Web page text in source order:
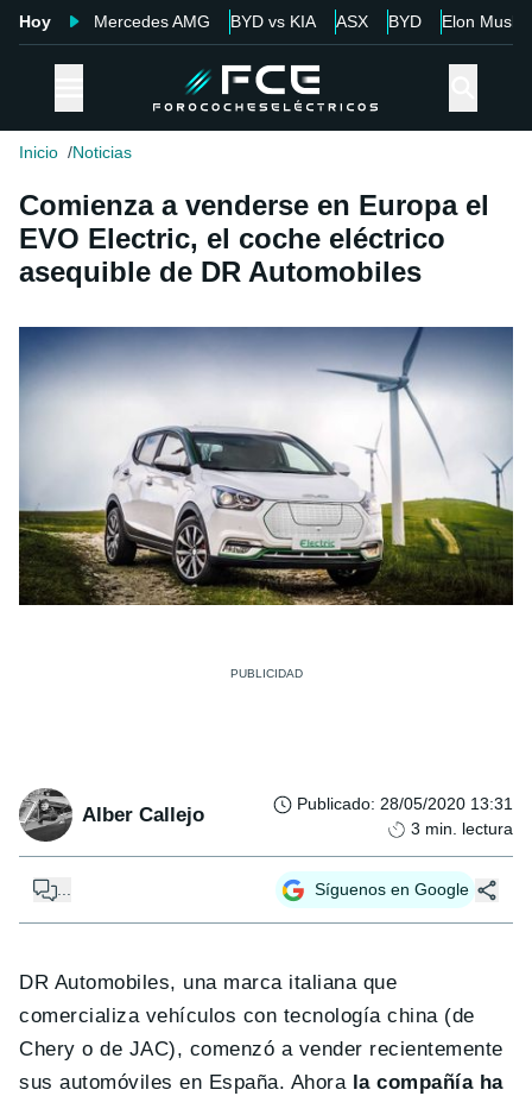
Hoy Mercedes AMG BYD vs KIA ASX BYD Elon Musk
Inicio Noticias
Comienza a venderse en Europa el
EVO Electric, el coche eléctrico
asequible de DR Automobiles
Alber Callejo Publicado: 28/05/2020 13:31
3 min. lectura
... Síguenos en Google
DR Automobiles, una marca italiana que
comercializa vehículos con tecnología china (de
Chery o de JAC), comenzó a vender recientemente
sus automóviles en España. Ahorala compañía ha